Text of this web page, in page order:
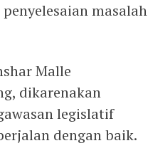
masalah
Malle
dikarenakan
legislatif
dengan baik.